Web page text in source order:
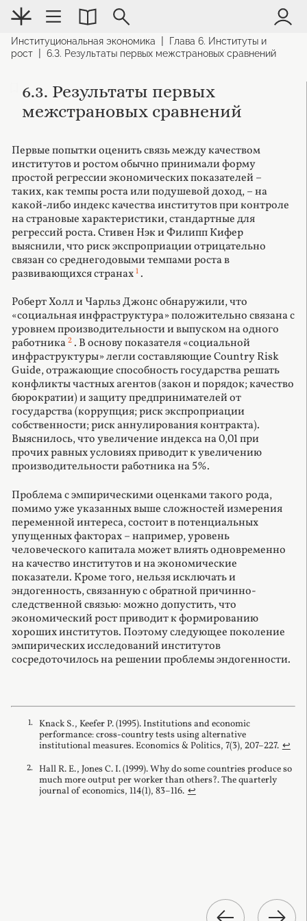
Институциональная экономика
Глава 6. Институты и
рост
6.3. Результаты первых межстрановых сравнений
6.3. Результаты первых
межстрановых сравнений
Первые попытки оценить связь между качеством
институтов и ростом обычно принимали форму
простой регрессии экономических показателей –
таких, как темпы роста или подушевой доход, – на
какой-либо индекс качества институтов при контроле
на страновые характеристики, стандартные для
регрессий роста. Стивен Нэк и Филипп Кифер
выяснили, что риск экспроприации отрицательно
связан со среднегодовыми темпами роста в
развивающихся странах1 .
Роберт Холл и Чарльз Джонс обнаружили, что
«социальная инфраструктура» положительно связана с
уровнем производительности и выпуском на одного
работника2 . В основу показателя «социальной
инфраструктуры» легли составляющие Country Risk
Guide, отражающие способность государства решать
конфликты частных агентов (закон и порядок; качество
бюрократии) и защиту предпринимателей от
государства (коррупция; риск экcпроприации
собственности; риск аннулирования контракта).
Выяснилось, что увеличение индекса на 0,01 при
прочих равных условиях приводит к увеличению
производительности работника на 5%.
Проблема с эмпирическими оценками такого рода,
помимо уже указанных выше сложностей измерения
переменной интереса, состоит в потенциальных
упущенных факторах – например, уровень
человеческого капитала может влиять одновременно
на качество институтов и на экономические
показатели. Кроме того, нельзя исключать и
эндогенность, связанную с обратной причинно-
следственной связью: можно допустить, что
экономический рост приводит к формированию
хороших институтов. Поэтому следующее поколение
эмпирических исследований институтов
сосредоточилось на решении проблемы эндогенности.
Knack S., Keefer P. (1995). Institutions and economic
performance: cross‐country tests using alternative
institutional measures. Economics & Politics, 7(3), 207–227. ↩︎
Hall R. E., Jones C. I. (1999). Why do some countries produce so
much more output per worker than others?. The quarterly
journal of economics, 114(1), 83–116. ↩︎